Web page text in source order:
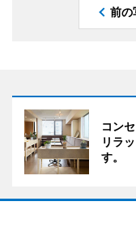
前の
コン
リラ
す。